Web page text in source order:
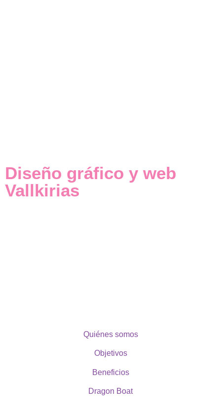
Diseño gráfico y web
Vallkirias
Quiénes somos
Objetivos
Beneficios
Dragon Boat